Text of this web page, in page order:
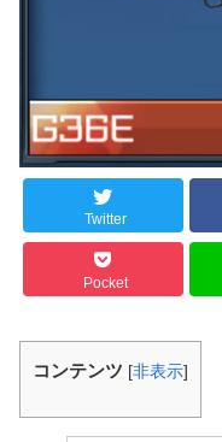
Twitter
Pocket
コンテンツ [非表示]